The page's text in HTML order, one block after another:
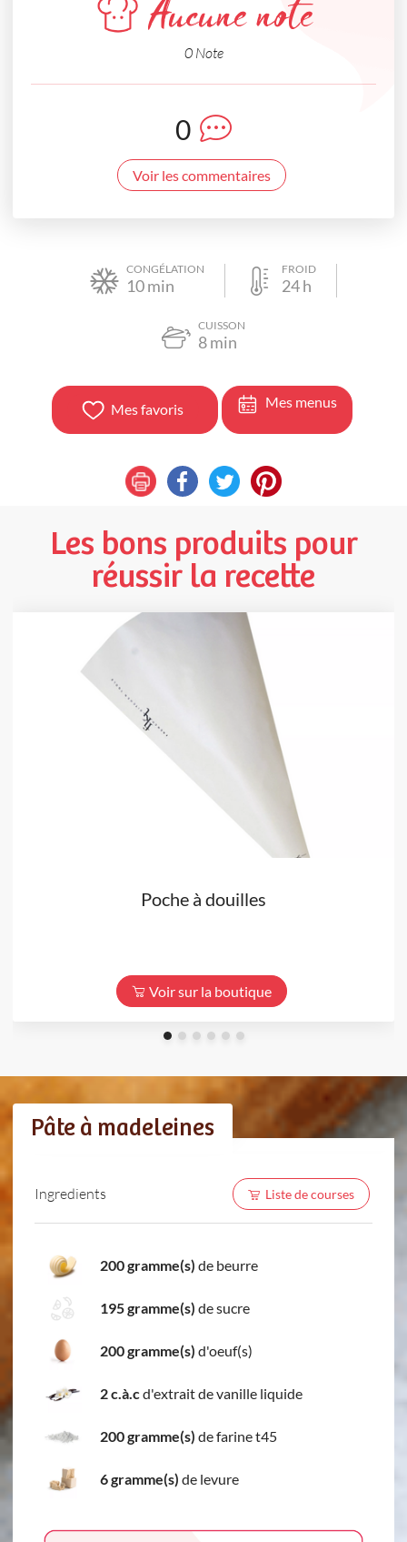
Aucune note
0 Note
0
Voir les commentaires
CONGÉLATION
10min
FROID
24h
CUISSON
8min
Mes favoris Mes menus
Les bons produits pour
réussir la recette
Poche à douilles
Voir sur la boutique
Pâte à madeleines
Ingredients Liste de courses
200 gramme(s) de beurre
195 gramme(s) de sucre
200 gramme(s) d'oeuf(s)
2 c.à.cd'extrait de vanille liquide
200 gramme(s) de farine t45
6 gramme(s) de levure